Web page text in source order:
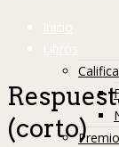
Inicio
Libros
(corto)